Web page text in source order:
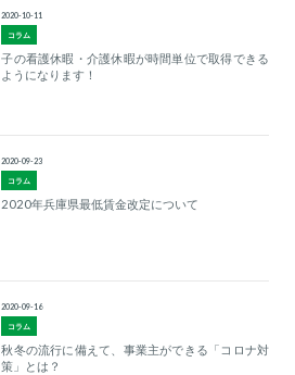
コラム
2020-10-11
子の看護休暇・介護休暇が時間単位で取得できる
ようになります！
コラム
2020-09-23
2020年兵庫県最低賃金改定について
コラム
2020-09-16
秋冬の流行に備えて、事業主ができる「コロナ対
策」とは？